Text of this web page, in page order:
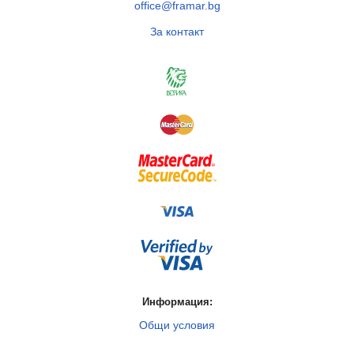
office@framar.bg
За контакт
Информация:
Общи условия